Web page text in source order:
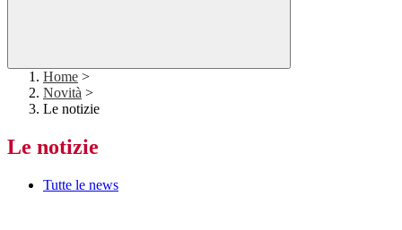
Home >
Novità >
Le notizie
Le notizie
Tutte le news